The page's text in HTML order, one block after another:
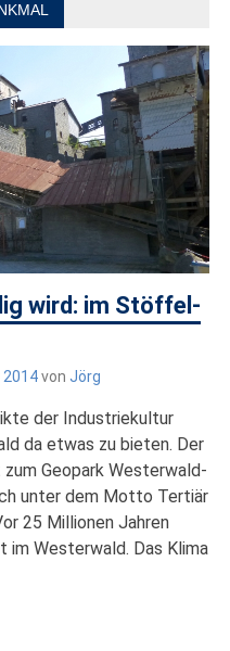
wird: im Stöffel-
2014von Jörg
der Industriekultur
da etwas zu bieten. Der
Geopark Westerwald-
unter dem Motto Tertiär
25 Millionen Jahren
im Westerwald. Das Klima